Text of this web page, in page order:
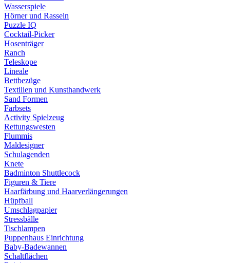
Wasserspiele
Hörner und Rasseln
Puzzle IQ
Cocktail-Picker
Hosenträger
Ranch
Teleskope
Lineale
Bettbezüge
Textilien und Kunsthandwerk
Sand Formen
Farbsets
Activity Spielzeug
Rettungswesten
Flummis
Maldesigner
Schulagenden
Knete
Badminton Shuttlecock
Figuren & Tiere
Haarfärbung und Haarverlängerungen
Hüpfball
Umschlagpapier
Stressbälle
Tischlampen
Puppenhaus Einrichtung
Baby-Badewannen
Schaltflächen